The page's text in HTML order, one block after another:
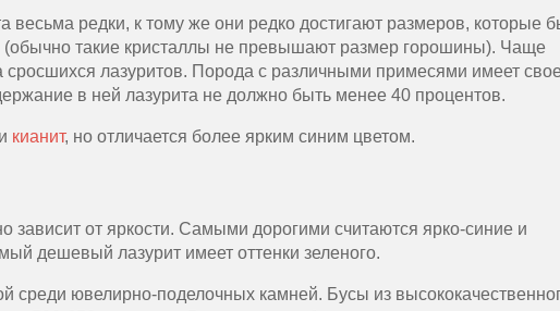
весьма редки, к тому же они редко достигают размеров, которые
(обычно такие кристаллы не превышают размер горошины). Чаще
сросшихся лазуритов. Порода с различными примесями имеет
в ней лазурита не должно быть менее 40 процентов.
и кианит, но отличается более ярким синим цветом.
зависит от яркости. Самыми дорогими считаются ярко-синие и
дешевый лазурит имеет оттенки зеленого.
среди ювелирно-поделочных камней. Бусы из